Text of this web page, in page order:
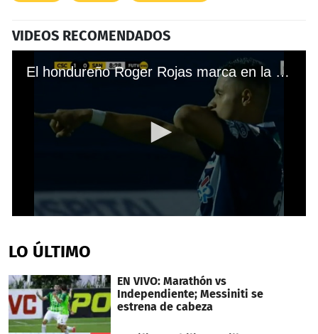
VIDEOS RECOMENDADOS
El hondureño Roger Rojas marca en la derrota del Cartaginés ante el Santos en Costa Rica
of
38
LO ÚLTIMO
EN VIVO: Marathón vs
Independiente; Messiniti se
estrena de cabeza